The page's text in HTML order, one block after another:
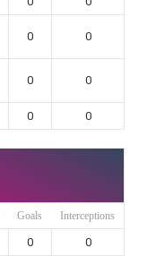
0 0
0 0
0 0
Goals Interceptions
0
0